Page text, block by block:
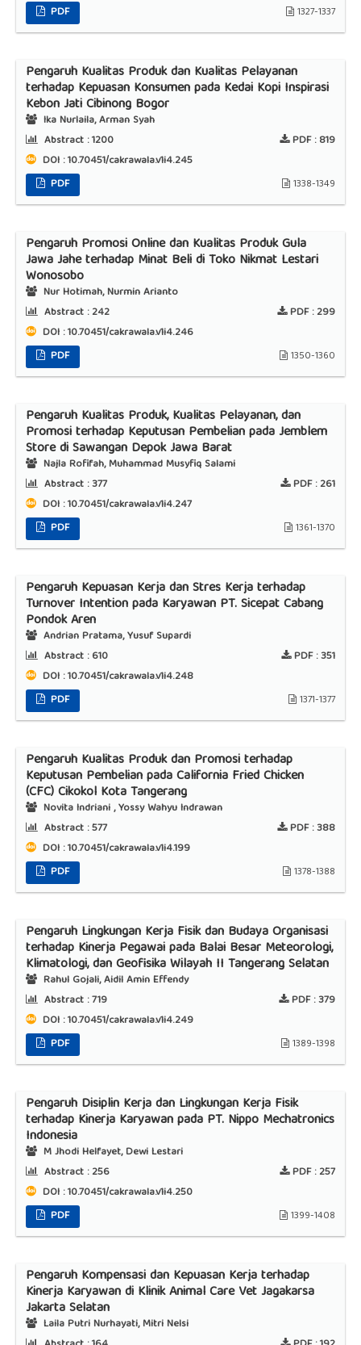
PDF
1327-1337
Pengaruh Kualitas Produk dan Kualitas Pelayanan
terhadap Kepuasan Konsumen pada Kedai Kopi Inspirasi
Kebon Jati Cibinong Bogor
Ika Nurlaila, Arman Syah
Abstract :1200 PDF :819
DOI : 10.70451/cakrawala.v1i4.245
PDF
1338-1349
Pengaruh Promosi Online dan Kualitas Produk Gula
Jawa Jahe terhadap Minat Beli di Toko Nikmat Lestari
Wonosobo
Nur Hotimah, Nurmin Arianto
Abstract :242 PDF :299
DOI : 10.70451/cakrawala.v1i4.246
PDF
1350-1360
Pengaruh Kualitas Produk, Kualitas Pelayanan, dan
Promosi terhadap Keputusan Pembelian pada Jemblem
Store di Sawangan Depok Jawa Barat
Najla Rofifah, Muhammad Musyfiq Salami
Abstract :377 PDF :261
DOI : 10.70451/cakrawala.v1i4.247
PDF
1361-1370
Pengaruh Kepuasan Kerja dan Stres Kerja terhadap
Turnover Intention pada Karyawan PT. Sicepat Cabang
Pondok Aren
Andrian Pratama, Yusuf Supardi
Abstract :610 PDF :351
DOI : 10.70451/cakrawala.v1i4.248
PDF
1371-1377
Pengaruh Kualitas Produk dan Promosi terhadap
Keputusan Pembelian pada California Fried Chicken
(CFC) Cikokol Kota Tangerang
Novita Indriani , Yossy Wahyu Indrawan
Abstract :577 PDF :388
DOI : 10.70451/cakrawala.v1i4.199
PDF
1378-1388
Pengaruh Lingkungan Kerja Fisik dan Budaya Organisasi
terhadap Kinerja Pegawai pada Balai Besar Meteorologi,
Klimatologi, dan Geofisika Wilayah II Tangerang Selatan
Rahul Gojali, Aidil Amin Effendy
Abstract :719 PDF :379
DOI : 10.70451/cakrawala.v1i4.249
PDF
1389-1398
Pengaruh Disiplin Kerja dan Lingkungan Kerja Fisik
terhadap Kinerja Karyawan pada PT. Nippo Mechatronics
Indonesia
M Jhodi Helfayet, Dewi Lestari
Abstract :256 PDF :257
DOI : 10.70451/cakrawala.v1i4.250
PDF
1399-1408
Pengaruh Kompensasi dan Kepuasan Kerja terhadap
Kinerja Karyawan di Klinik Animal Care Vet Jagakarsa
Jakarta Selatan
Laila Putri Nurhayati, Mitri Nelsi